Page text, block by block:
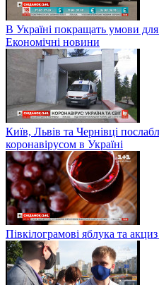
В Україні покращать умови
Економічні новини
Київ, Львів та Чернівці
коронавірусом в Україні
Півкілограмові яблука та